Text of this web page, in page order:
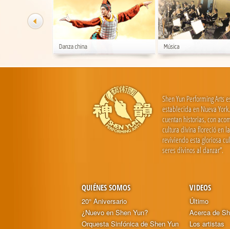
Shen Yun Performing
establecida en Nueva
cuentan historias, con
cultura divina floreció en
reviviendo esta gloriosa
seres divinos al danzar”.
QUIÉNES SOMOS
20° Aniversario
¿Nuevo en Shen Yun?
Orquesta Sinfónica de Shen Yun
VIDEOS
Último
Acerca de
Los artistas